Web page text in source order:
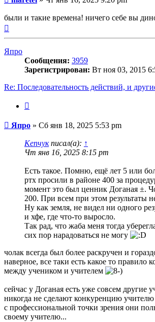
были и такие времена! ничего себе вы
Япро
Сообщения: 3959
Зарегистрирован: Вт ноя 03, 2015
Re: Последовательность действий, и
Сообщение
Япро » Сб янв 18, 2025 5:53 pm
Кепчукписал(а): ↑
Чт янв 16, 2025 8:15 pm
Есть такое. Помню, ещё лет 5 или
ртх просили в районе 400 за
момент это был ценник Доганая ±.
200. При всем при этом результаты
Ну как земля, не видел ни одного
и хфе, где что-то выросло.
Так рад, что жаба меня тогда
сих пор нарадоваться не могу
чолак всегда был более раскручен и
наверное, все таки есть какое то правило
между учеником и учителем
сейчас у Доганая есть уже совсем другие
никогда не сделают конкуренцию учителю
с профессиональной точки зрения они
своему учителю...